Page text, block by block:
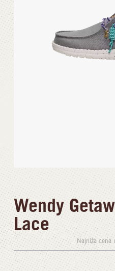
Wendy
Lace
Najniža